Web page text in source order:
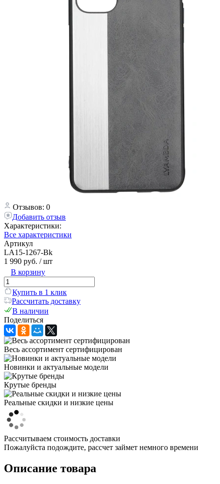
Отзывов: 0
Добавить отзыв
Характеристики:
Все характеристики
Артикул
LA15-1267-Bk
1 990 руб. / шт
В корзину
Купить в 1 клик
Рассчитать доставку
В наличии
Поделиться
Весь ассортимент сертифицирован
Новинки и актуальные модели
Крутые бренды
Реальные скидки и низкие цены
Рассчитываем стоимость доставки
Пожалуйста подождите, рассчет займет немного времени
Описание товара